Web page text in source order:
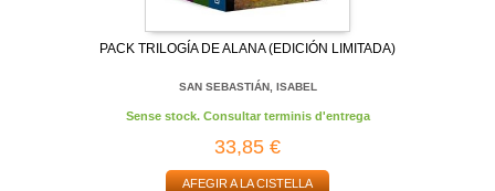
PACK TRILOGÍA DE ALANA (EDICIÓN LIMITADA)
SAN SEBASTIÁN, ISABEL
Sense stock. Consultar terminis d'entrega
33,85 €
AFEGIR A LA CISTELLA